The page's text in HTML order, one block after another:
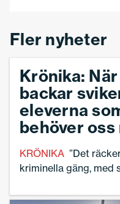
Fler nyheter
Krönika:
backar
eleverna
behöver
KRÖNIKA ”Det
kriminella gäng, med
Linnea Lindquist.